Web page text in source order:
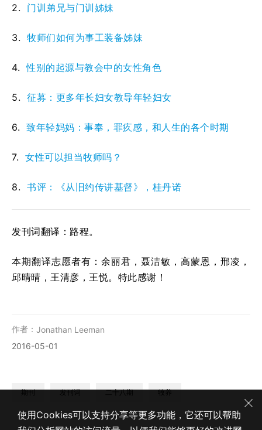
2. 门训弟兄与门训姊妹
3. 牧师们如何为事工装备姊妹
4.性别的起源与教会中的女性角色
5. 征募：更多年长妇女教导年轻妇女
6. 致年轻妈妈：事奉，罪疚感，和人生的各个时期
7. 女性可以担当牧师吗？
8. 书评：《从旧约传讲基督》，桂丹诺
发刊词翻译：路程。
本期翻译志愿者有：余丽君，聂洁敏，高蒙恩，邢凌，
邱晴晴，王清彦，王悦。特此感谢！
作者： Jonathan Leeman
2016-05-01
期刊 发刊词 二十八期 牧养
使用Cookies可以支持分享等更多功能，它还可以帮助